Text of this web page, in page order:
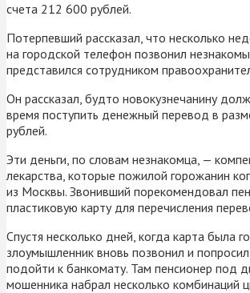
счета 212 600 рублей.
Потерпевший рассказал, что несколько
на городской телефон позвонил
представился сотрудником
Он рассказал, будто новокузнечанину
время поступить денежный перевод в
рублей.
Эти деньги, по словам незнакомца, —
лекарства, которые пожилой горожанин
из Москвы. Звонивший порекомендовал
пластиковую карту для перечисления
Спустя несколько дней, когда карта была
злоумышленник вновь позвонил и
подойти к банкомату. Там пенсионер под
мошенника набрал несколько комбинаций